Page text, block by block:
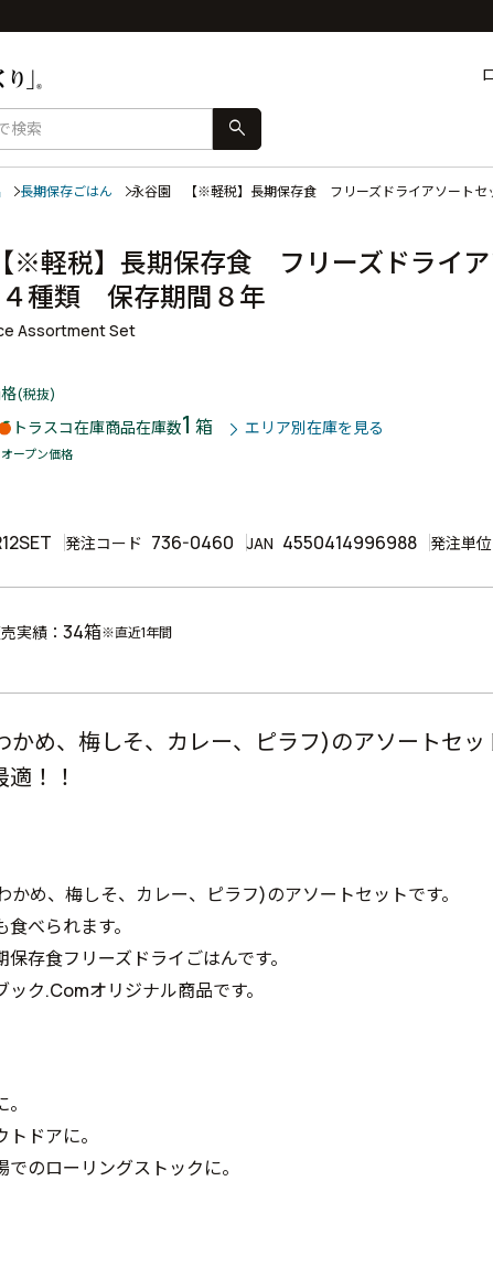
search
長期保存ごはん 永谷園 【※軽税】長期保存食 フリーズドライアソート
軽税】長期保存食 フリーズドライア
種類 保存期間８年
Assortment Set
(税抜)
トラスコ在庫商品在庫数1 箱 エリア別在庫を見る
オープン価格
発注コード 736-0460 JAN 4550414996988 発注単位
実績： 34箱※直近1年間
かめ、梅しそ、カレー、ピラフ)のアソートセッ
！！
かめ、梅しそ、カレー、ピラフ)のアソートセットです。
べられます。
存食フリーズドライごはんです。
ク.Comオリジナル商品です。
ドアに。
でのローリングストックに。